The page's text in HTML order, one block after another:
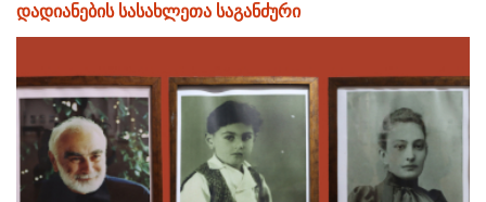
დადიანების სასახლეთა საგანძური